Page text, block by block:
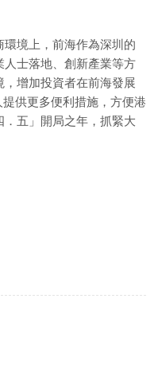
境上，前海作為深圳的
士落地、創新產業等方
增加投資者在前海發展
供更多便利措施，方便港
五」開局之年，抓緊大